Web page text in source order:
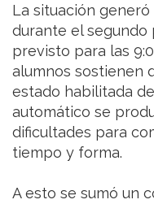
La situación
durante el segundo
previsto para las
alumnos sostienen
estado habilitada
automático se
dificultades para
tiempo y forma.
A esto se sumó un